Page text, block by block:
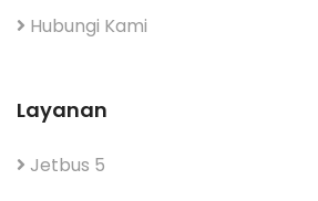
Hubungi Kami
Layanan
Jetbus 5